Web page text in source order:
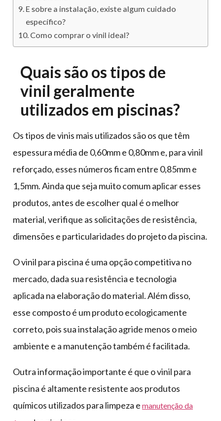
E sobre a instalação, existe algum cuidado
específico?
Como comprar o vinil ideal?
Quais são os tipos de
vinil geralmente
utilizados em piscinas?
Os tipos de vinis mais utilizados são os que têm
espessura média de 0,60mm e 0,80mm e, para vinil
reforçado, esses números ficam entre 0,85mm e
1,5mm. Ainda que seja muito comum aplicar esses
produtos, antes de escolher qual é o melhor
material, verifique as solicitações de resistência,
dimensões e particularidades do projeto da piscina.
O vinil para piscina é uma opção competitiva no
mercado, dada sua resistência e tecnologia
aplicada na elaboração do material. Além disso,
esse composto é um produto ecologicamente
correto, pois sua instalação agride menos o meio
ambiente e a manutenção também é facilitada.
Outra informação importante é que o vinil para
piscina é altamente resistente aos produtos
químicos utilizados para limpeza e manutenção da